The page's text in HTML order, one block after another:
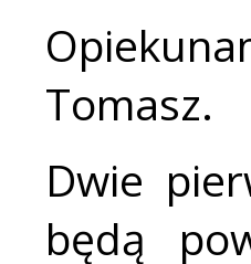
Tomasz.
Dwie
będą